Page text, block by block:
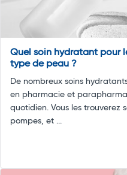
Quel soin hydratant pour
type de peau ?
De nombreux soins
en pharmacie et
quotidien. Vous les trouverez
pompes, et ...